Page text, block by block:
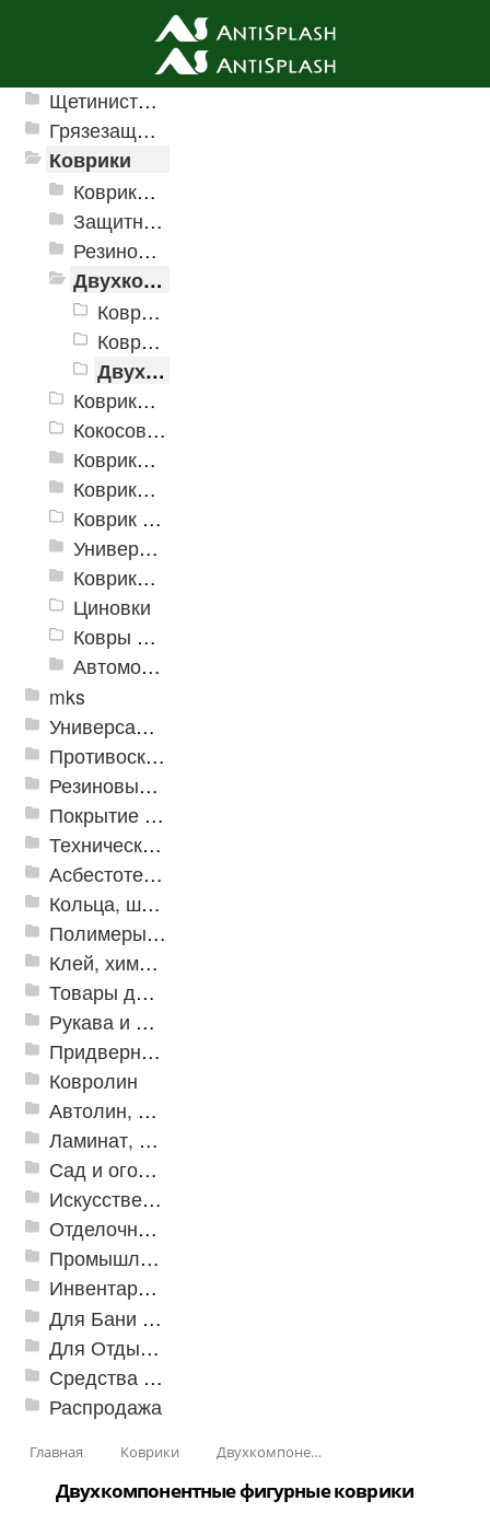
Ячеистые грязезащитные покрытия
Щетинистые покрытия
Грязезащитные, влаговпитывающие покрытия
Коврики
Коврики влаговпитывающие
Защитные коврики и лотки
Резиновые коврики
Двухкомпонентные коврики
Коврики "Greek"
Коврики "Комфорт"
Двухкомпонентные фигурные коврики
Коврики на пенорезине
Кокосовые коврики
Коврики для ванн
Коврики и дорожки пористые (Лапша)
Коврик флокированный
Универсальные коврики
Коврики хлопковые
Циновки
Ковры для детской
Автомобильные коврики
mks
Универсальные модульные покрытия
Противоскользящая защита для лестниц, профили, ленты
Резиновые и ПВХ дорожки
Покрытие из резиновой крошки
Техническая резина
Асбестотехнические и теплоизоляционные материалы
Кольца, шайбы, манжеты
Полимеры и пластики
Клей, химия, сопутствующие товары
Товары для дома
Рукава и шланги промышленные
Придверные решетки
Ковролин
Автолин, Транслин, Линолеум
Ламинат, Кварцвиниловая плитка SPC
Сад и огород
Искусственная трава
Отделочные профили
Промышленный текстиль
Инвентарь для клининга
Для Бани и Сауны
Для Отдыха и Пикника
Средства от насекомых и садовых вредителей
Распродажа
Главная Коврики Двухкомпонентные коврики
Двухкомпонентные фигурные коврики